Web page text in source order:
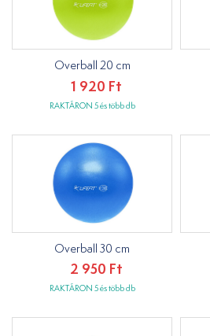
Overball 20 cm
1 920 Ft
RAKTÁRON 5 és több db
Overball 30 cm
2 950 Ft
RAKTÁRON 5 és több db